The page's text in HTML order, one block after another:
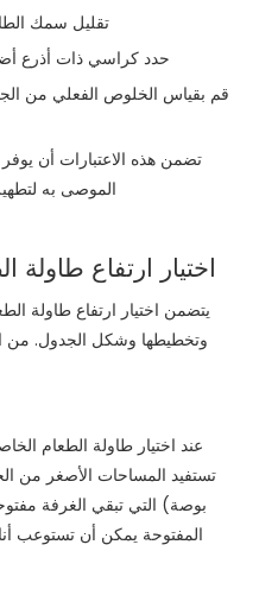
تقليل سمك
حدد كراسي ذات أذرع
قم بقياس الخلوص الفعلي من
تضمن هذه الاعتبارات أن
الموصى به لتطهير الركبة 12 سم
اختيار ارتفاع
يتضمن اختيار ارتفاع طاولة
وتخطيطها وشكل الجدول. من
عند اختيار طاولة الطعام
بوصة) التي تبقي الغرفة